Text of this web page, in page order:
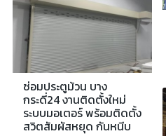
ซ่อมประตูม้วน บาง
กระดี่24 งานติดตั้งใหม่
ระบบมอเตอร์ พร้อมติดตั้ง
สวิตสัมผัสหยุด กันหนีบ